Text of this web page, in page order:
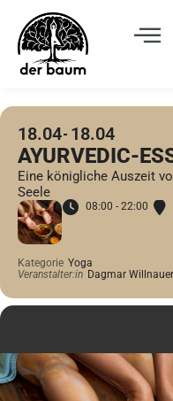
18.04 18.04
AYURVEDIC-
Eine königliche Auszeit
Seele
08:00 - 22:00
Kategorie Yoga
Veranstalter:in Dagmar Willnauer